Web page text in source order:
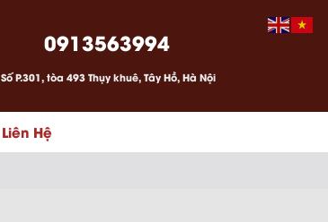
0913563994
Số P.301, tòa 493 Thụy khuê, Tây Hồ, Hà Nội
Liên Hệ